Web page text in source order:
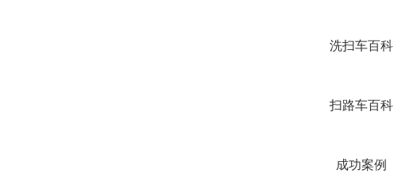
洗扫车百科
扫路车百科
成功案例